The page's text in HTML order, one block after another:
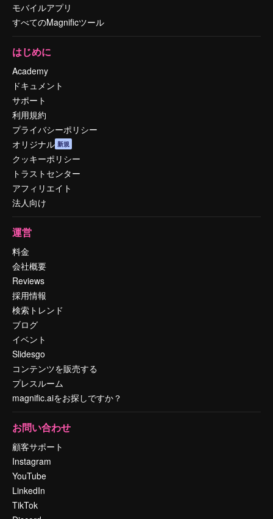
モバイルアプリ
すべてのMagnificツール
はじめに
Academy
ドキュメント
サポート
利用規約
プライバシーポリシー
オリジナル 新規
クッキーポリシー
トラストセンター
アフィリエイト
法人向け
運営
料金
会社概要
Reviews
採用情報
検索トレンド
ブログ
イベント
Slidesgo
コンテンツを販売する
プレスルーム
magnific.aiをお探しですか？
お問い合わせ
顧客サポート
Instagram
YouTube
LinkedIn
TikTok